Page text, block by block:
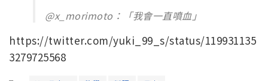
@x_morimoto：「我會一直噴血」
https://twitter.com/yuki_99_s/status/119931135
3279725568